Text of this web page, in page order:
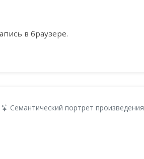
в браузере.
Семантический портрет произведения